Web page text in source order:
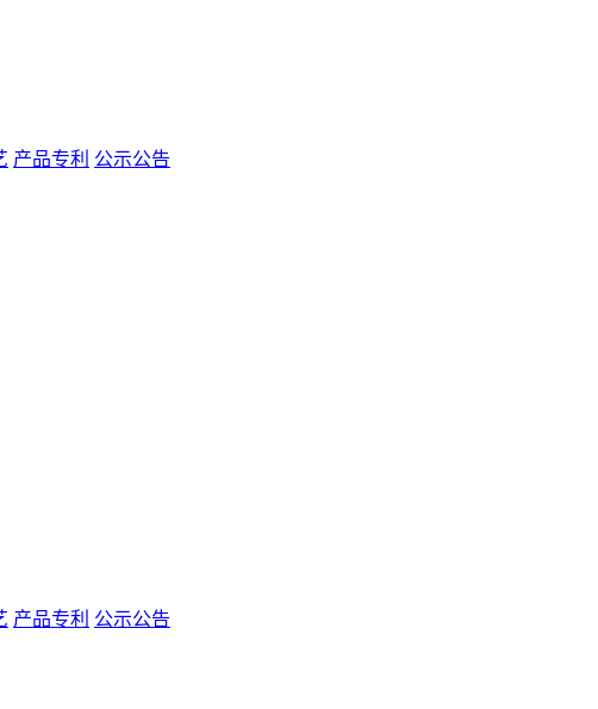
产品专利 公示公告
产品专利 公示公告